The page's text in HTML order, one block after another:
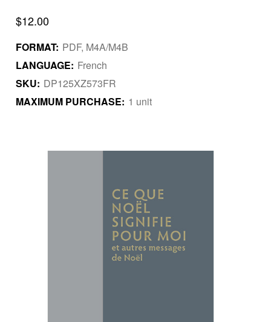
$12.00
FORMAT: PDF, M4A/M4B
LANGUAGE: French
SKU: DP125XZ573FR
MAXIMUM PURCHASE: 1 unit